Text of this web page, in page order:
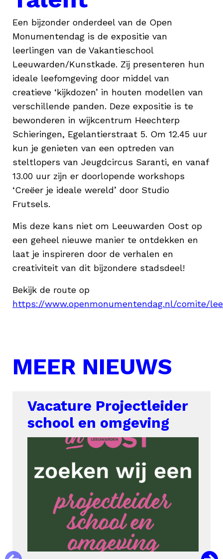
Een bijzonder onderdeel van de Open
Monumentendag is de expositie van
leerlingen van de Vakantieschool
Leeuwarden/Kunstkade. Zij presenteren hun
ideale leefomgeving door middel van
creatieve ‘kijkdozen’ in houten modellen van
verschillende panden. Deze expositie is te
bewonderen in wijkcentrum Heechterp
Schieringen, Egelantierstraat 5. Om 12.45 uur
kun je genieten van een optreden van
steltlopers van Jeugdcircus Saranti, en vanaf
13.00 uur zijn er doorlopende workshops
‘Creëer je ideale wereld’ door Studio
Frutsels.
Mis deze kans niet om Leeuwarden Oost op
een geheel nieuwe manier te ontdekken en
laat je inspireren door de verhalen en
creativiteit van dit bijzondere stadsdeel!
Bekijk de route op
https://www.openmonumentendag.nl/comite/
MEER NIEUWS
Vacature Projectleider
school en omgeving